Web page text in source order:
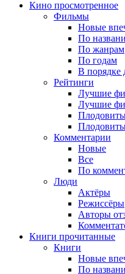
Кино просмотренное
Фильмы
Новые
По
По жанрам
По годам
В порядке
Рейтинги
Лучшие
Лучшие
Комментарии
Новые
Все
По
Люди
Актёры
Режиссёры
Авторы
Книги прочитанные
Книги
Новые
По